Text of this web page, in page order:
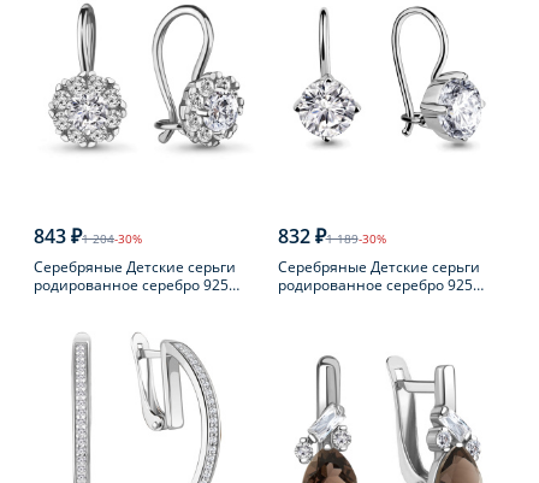
843 ₽1 204-30%
Серебряные Детские серьги
родированное серебро 925
832 ₽1 189-30%
Серебряные Детские серьги
родированное серебро 925